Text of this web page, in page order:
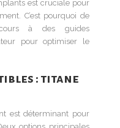
est cruciale pour
C’est pourquoi de
à des guides
pour optimiser le
: titane
est déterminant pour